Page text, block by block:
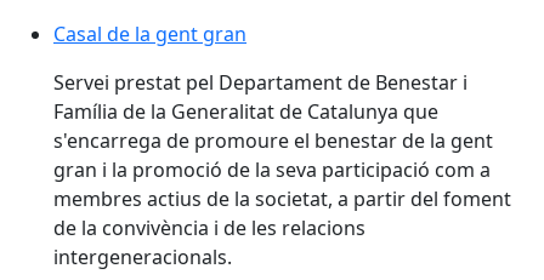
Casal de la gent gran
Servei prestat pel Departament de Benestar i
Família de la Generalitat de Catalunya que
s'encarrega de promoure el benestar de la gent
gran i la promoció de la seva participació com a
membres actius de la societat, a partir del foment
de la convivència i de les relacions
intergeneracionals.